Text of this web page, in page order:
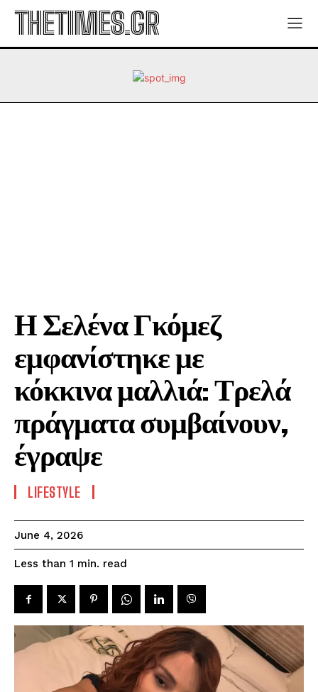
THETIMES.GR
Η Σελένα Γκόμεζ
εμφανίστηκε με
κόκκινα μαλλιά: Τρελά
πράγματα συμβαίνουν,
έγραψε
LIFESTYLE
June 4, 2026
Less than 1 min. read